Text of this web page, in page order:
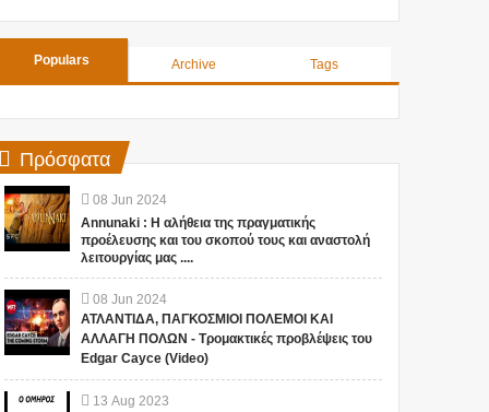
Populars Archive Tags
Πρόσφατα
08 Jun 2024
Annunaki : Η αλήθεια της πραγματικής
προέλευσης και του σκοπού τους και αναστολή
λειτουργίας μας ....
08 Jun 2024
ΑΤΛΑΝΤΙΔΑ, ΠΑΓΚΟΣΜΙΟΙ ΠΟΛΕΜΟΙ ΚΑΙ
ΑΛΛΑΓΗ ΠΟΛΩΝ - Τρομακτικές προβλέψεις του
Edgar Cayce (Video)
13 Aug 2023